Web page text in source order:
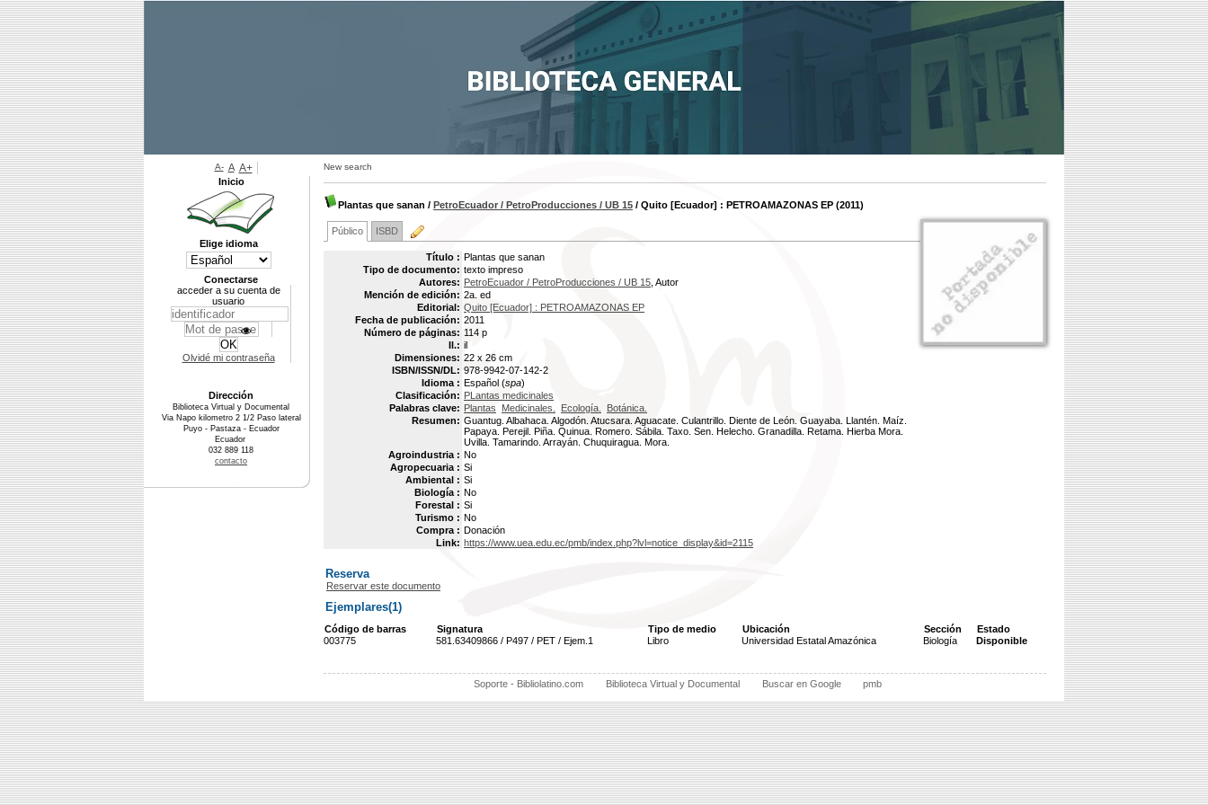
New search
Plantas que sanan / PetroEcuador / PetroProducciones / UB 15 / Quito [Ecuador] : PETROAMAZONAS EP (2011)
Público ISBD
Título : Plantas que sanan
Tipo de documento: texto impreso
Autores: PetroEcuador / PetroProducciones / UB 15 , Autor
Mención de edición: 2a. ed
Editorial: Quito [Ecuador] : PETROAMAZONAS EP
Fecha de publicación: 2011
Número de páginas: 114 p
Il.: il
Dimensiones: 22 x 26 cm
ISBN/ISSN/DL: 978-9942-07-142-2
Idioma : Español (spa)
Clasificación: PLantas medicinales
Palabras clave: Plantas Medicinales. Ecología.
Botánica.
Resumen: Guantug. Albahaca. Algodón. Atucsara. Aguacate. Culantrillo. Diente de León. Guayaba. Llantén. Maíz.
Papaya. Perejil. Piña. Quinua. Romero. Sábila. Taxo. Sen. Helecho. Granadilla. Retama. Hierba Mora.
Uvilla. Tamarindo. Arrayán. Chuquiragua. Mora.
Agroindustria : No
Agropecuaria : Si
Ambiental : Si
Biología : No
Forestal : Si
Turismo : No
Compra : Donación
Link: https://www.uea.edu.ec/pmb/index.php?lvl=notice_display&id=2115
Reserva
Reservar este documento
Ejemplares(1)
Código de barras Signatura Tipo de medio Ubicación Sección
Estado
003775
581.63409866 / P497 / PET / Ejem.1 Libro Universidad Estatal Amazónica Biología Disponible
Soporte - Bibliolatino.com Biblioteca Virtual y Documental Buscar en Google pmb
A- A A+
Inicio
Elige idioma
Conectarse
acceder a su cuenta de
usuario
Olvidé mi contraseña
Dirección
Biblioteca Virtual y Documental
Via Napo kilometro 2 1/2 Paso lateral
Puyo - Pastaza - Ecuador
Ecuador
032 889 118
contacto